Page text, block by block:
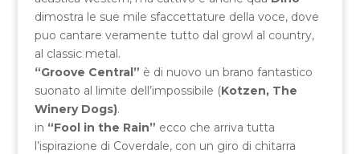
dimostra le sue mile sfaccettature della voce, dove
puo cantare veramente tutto dal growl al country,
al classic metal.
“Groove Central” è di nuovo un brano fantastico
suonato al limite dell’impossibile (Kotzen, The
Winery Dogs).
in “Fool in the Rain” ecco che arriva tutta
l’ispirazione di Coverdale, con un giro di chitarra